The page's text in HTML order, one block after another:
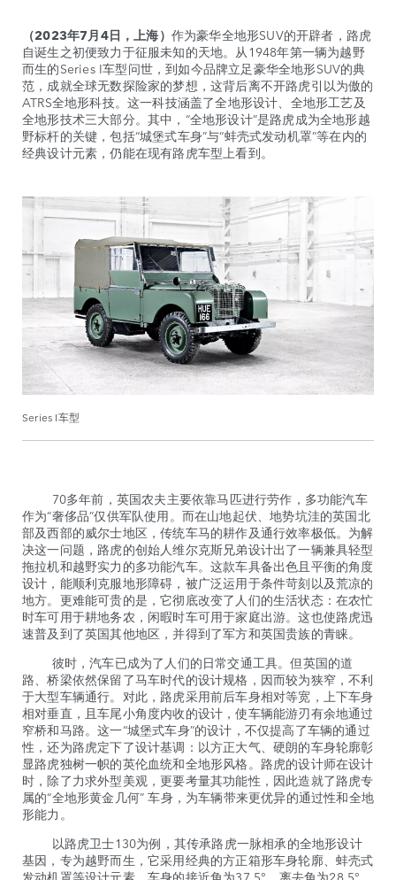
（2023年7月4日，上海） 作为豪华全地形SUV的开辟者，路虎
自诞生之初便致力于征服未知的天地。从1948年第一辆为越野
而生的Series I车型问世，到如今品牌立足豪华全地形SUV的典
范，成就全球无数探险家的梦想，这背后离不开路虎引以为傲的
ATRS全地形科技。这一科技涵盖了全地形设计、全地形工艺及
全地形技术三大部分。其中，“全地形设计”是路虎成为全地形越
野标杆的关键，包括“城堡式车身”与“蚌壳式发动机罩”等在内的
经典设计元素，仍能在现有路虎车型上看到。
Series I车型
70多年前，英国农夫主要依靠马匹进行劳作，多功能汽车
作为“奢侈品”仅供军队使用。而在山地起伏、地势坑洼的英国北
部及西部的威尔士地区，传统车马的耕作及通行效率极低。为解
决这一问题，路虎的创始人维尔克斯兄弟设计出了一辆兼具轻型
拖拉机和越野实力的多功能汽车。这款车具备出色且平衡的角度
设计，能顺利克服地形障碍，被广泛运用于条件苛刻以及荒凉的
地方。更难能可贵的是，它彻底改变了人们的生活状态：在农忙
时车可用于耕地务农，闲暇时车可用于家庭出游。这也使路虎迅
速普及到了英国其他地区，并得到了军方和英国贵族的青睐。
彼时，汽车已成为了人们的日常交通工具。但英国的道
路、桥梁依然保留了马车时代的设计规格，因而较为狭窄，不利
于大型车辆通行。对此，路虎采用前后车身相对等宽，上下车身
相对垂直，且车尾小角度内收的设计，使车辆能游刃有余地通过
窄桥和马路。这一“城堡式车身”的设计，不仅提高了车辆的通过
性，还为路虎定下了设计基调：以方正大气、硬朗的车身轮廓彰
显路虎独树一帜的英伦血统和全地形风格。路虎的设计师在设计
时，除了力求外型美观，更要考量其功能性，因此造就了路虎专
属的“全地形黄金几何” 车身，为车辆带来更优异的通过性和全地
形能力。
以路虎卫士130为例，其传承路虎一脉相承的全地形设计
基因，专为越野而生，它采用经典的方正箱形车身轮廓、蚌壳式